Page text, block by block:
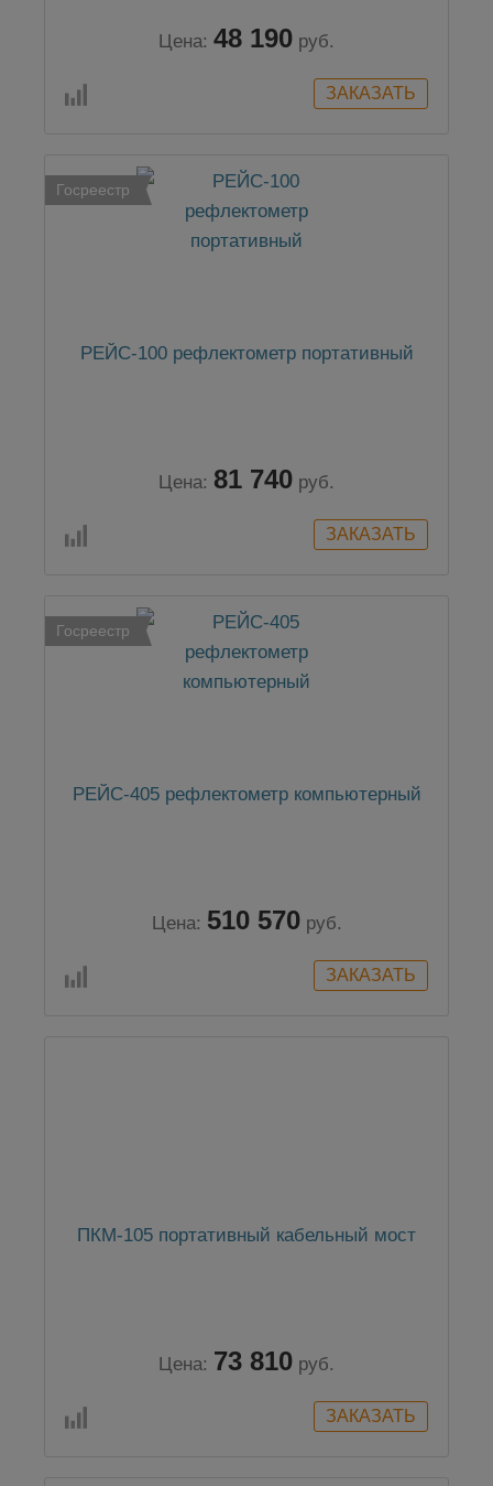
Цена: 48 190 руб.
Госреестр
РЕЙС-100 рефлектометр портативный
Цена: 81 740 руб.
Госреестр
РЕЙС-405 рефлектометр компьютерный
Цена: 510 570 руб.
ПКМ-105 портативный кабельный мост
Цена: 73 810 руб.